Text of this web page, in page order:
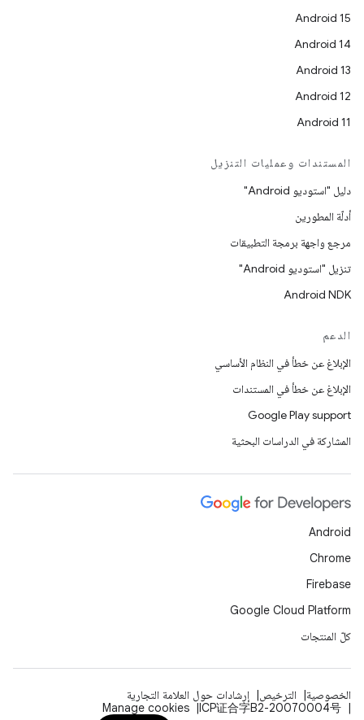
Android 15
Android 14
Android 13
Android 12
Android 11
المستندات وعمليات التنزيل
دليل "استوديو Android"
أدلّة المطورين
مرجع واجهة برمجة التطبيقات
تنزيل "استوديو Android"
Android NDK
الدعم
الإبلاغ عن خطأ في النظام الأساسي
الإبلاغ عن خطأ في المستندات
Google Play support
المشاركة في الدراسات البحثية
Android
Chrome
Firebase
Google Cloud Platform
كلّ المنتجات
الخصوصية الترخيص
إرشادات حول العلامة التجارية
ICP证合字B2-20070004号
Manage cookies